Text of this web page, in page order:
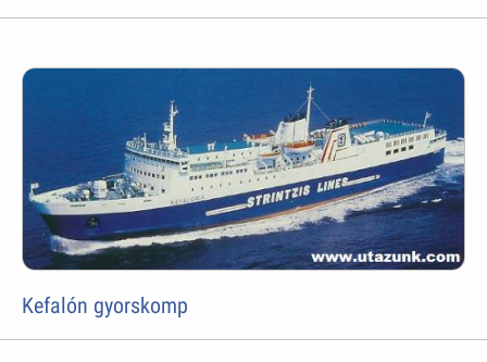
Kefalón gyorskomp